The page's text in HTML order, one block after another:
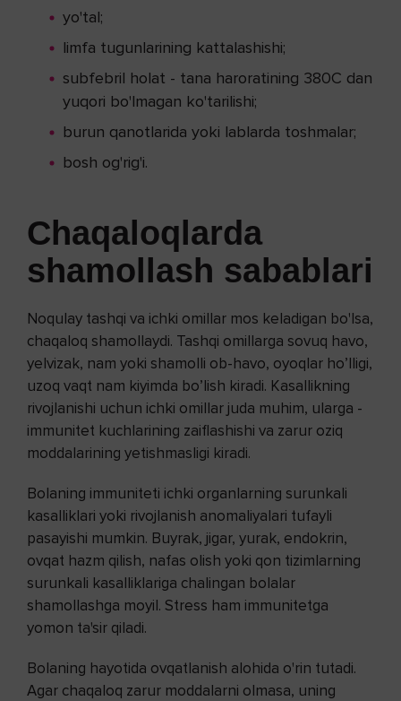
yo'tal;
limfa tugunlarining kattalashishi;
subfebril holat - tana haroratining 380C dan
yuqori bo'lmagan ko'tarilishi;
burun qanotlarida yoki lablarda toshmalar;
bosh og'rig'i.
Chaqaloqlarda
shamollash sabablari
Noqulay tashqi va ichki omillar mos keladigan bo'lsa,
chaqaloq shamollaydi. Tashqi omillarga sovuq havo,
yelvizak, nam yoki shamolli ob-havo, oyoqlar ho’lligi,
uzoq vaqt nam kiyimda bo’lish kiradi. Kasallikning
rivojlanishi uchun ichki omillar juda muhim, ularga -
immunitet kuchlarining zaiflashishi va zarur oziq
moddalarining yetishmasligi kiradi.
Bolaning immuniteti ichki organlarning surunkali
kasalliklari yoki rivojlanish anomaliyalari tufayli
pasayishi mumkin. Buyrak, jigar, yurak, endokrin,
ovqat hazm qilish, nafas olish yoki qon tizimlarning
surunkali kasalliklariga chalingan bolalar
shamollashga moyil. Stress ham immunitetga
yomon ta'sir qiladi.
Bolaning hayotida ovqatlanish alohida o'rin tutadi.
Agar chaqaloq zarur moddalarni olmasa, uning